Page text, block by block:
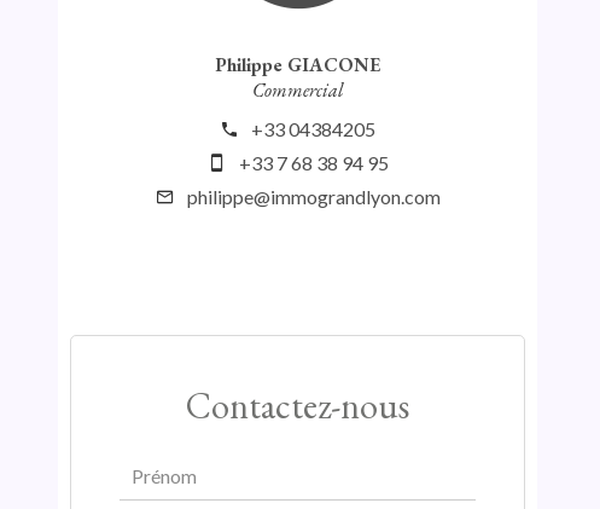
Philippe GIACONE
Commercial
+33 04384205
+33 7 68 38 94 95
philippe@immograndlyon.com
Contactez-nous